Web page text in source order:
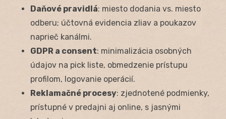
Daňové pravidlá: miesto dodania vs. miesto
odberu; účtovná evidencia zliav a poukazov
naprieč kanálmi.
GDPR a consent: minimalizácia osobných
údajov na pick liste, obmedzenie prístupu
profilom, logovanie operácií.
Reklamačné procesy: zjednotené podmienky,
prístupné v predajni aj online, s jasnými